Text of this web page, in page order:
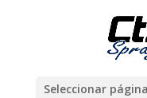
Seleccionar página